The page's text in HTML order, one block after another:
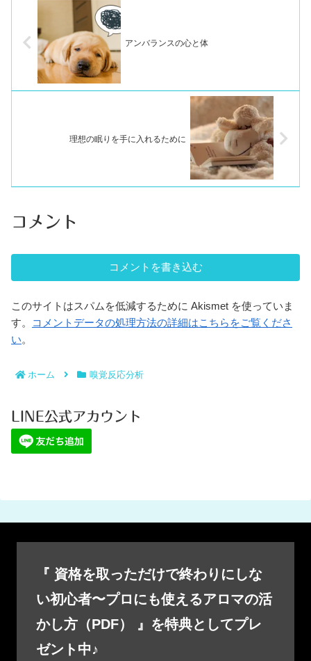
アンバランスの心と体
理想の眠りを手に入れるために
コメント
コメントを書き込む
このサイトはスパムを低減するために Akismet を使っていま
す。
コメントデータの処理方法の詳細はこちらをご覧くださ
い。
ホーム 嗅覚反応分析
LINE公式アカウント
『 資格を取っただけで終わりにしな
い初心者〜プロにも使えるアロマの活
かし方（PDF） 』を特典としてプレ
ゼント中♪